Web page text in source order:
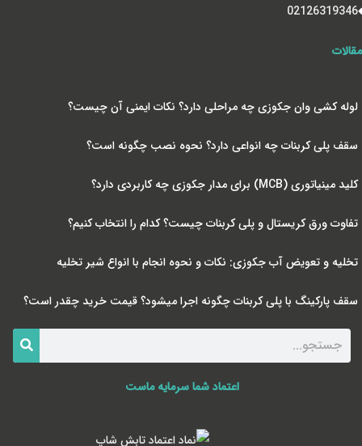
02126319346
مقالات
لوله کشی وان جکوزی چه مراحلی دارد؟ نکات ایمنی آن چیست؟
سقف پلی کربنات چه انواعی دارد؟ نحوه نصب چگونه است؟
کلید مینیاتوری (MCB) برای مدار جکوزی چه کاربردی دارد؟
تفاوت ورق کریستال و پلی کربنات چیست؟ کدام را انتخاب کنیم؟
تخلیه و تعویض آب جکوزی: نکات و نحوه انجام با انواع شیر تخلیه
سقف پارکینگ با پلی کربنات چگونه اجرا میشود؟ قیمت خرید چقدر است؟
اعتماد شما سرمایه ماست